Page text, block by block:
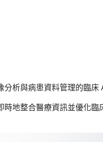
析與病患資料管理的臨床
地整合醫療資訊並優化